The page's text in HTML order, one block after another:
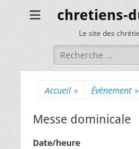
chretiens-
Le site des
Rechercher :
Accueil » Évènement »
Messe dominicale
Date/heure